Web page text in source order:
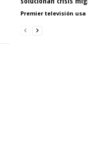
Premier televisión usa